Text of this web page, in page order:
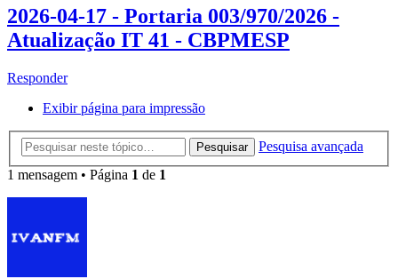
2026-04-17 - Portaria 003/970/2026 -
Atualização IT 41 - CBPMESP
Responder
Exibir página para impressão
Pesquisar
Pesquisa avançada
1 mensagem • Página 1 de 1